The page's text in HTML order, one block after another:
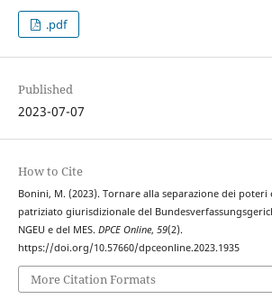
.pdf
Published
2023-07-07
How to Cite
Bonini, M. (2023). Tornare alla separazione dei
patriziato giurisdizionale del
NGEU e del MES. DPCE Online, 59(2).
https://doi.org/10.57660/dpceonline.2023.1935
More Citation Formats